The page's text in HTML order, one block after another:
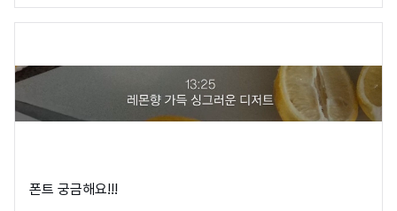
폰트 궁금해요!!!